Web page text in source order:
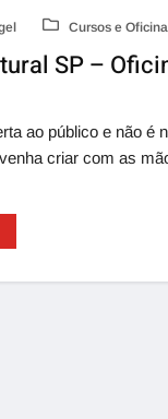
Cursos e
SP –
ao público e não é
criar com as